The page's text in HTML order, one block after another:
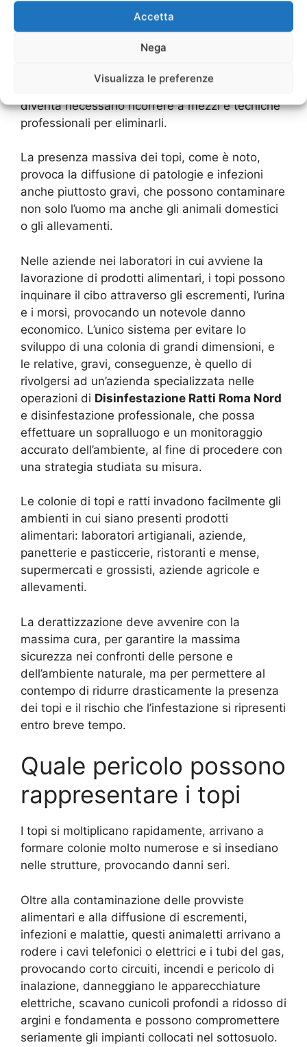
Accetta
Nega
Visualizza le preferenze
abbondante e diffusa di quanto si possa
immaginare.
Se la loro presenza dovesse svilupparsi fino a
diventare una vera e propria infestazione,
diventa necessario ricorrere a mezzi e tecniche
professionali per eliminarli.
La presenza massiva dei topi, come è noto,
provoca la diffusione di patologie e infezioni
anche piuttosto gravi, che possono contaminare
non solo l’uomo ma anche gli animali domestici
o gli allevamenti.
Nelle aziende nei laboratori in cui avviene la
lavorazione di prodotti alimentari, i topi possono
inquinare il cibo attraverso gli escrementi, l’urina
e i morsi, provocando un notevole danno
economico. L’unico sistema per evitare lo
sviluppo di una colonia di grandi dimensioni, e
le relative, gravi, conseguenze, è quello di
rivolgersi ad un’azienda specializzata nelle
operazioni di Disinfestazione Ratti Roma Nord
e disinfestazione professionale, che possa
effettuare un sopralluogo e un monitoraggio
accurato dell’ambiente, al fine di procedere con
una strategia studiata su misura.
Le colonie di topi e ratti invadono facilmente gli
ambienti in cui siano presenti prodotti
alimentari: laboratori artigianali, aziende,
panetterie e pasticcerie, ristoranti e mense,
supermercati e grossisti, aziende agricole e
allevamenti.
La derattizzazione deve avvenire con la
massima cura, per garantire la massima
sicurezza nei confronti delle persone e
dell’ambiente naturale, ma per permettere al
contempo di ridurre drasticamente la presenza
dei topi e il rischio che l’infestazione si ripresenti
entro breve tempo.
Quale pericolo possono
rappresentare i topi
I topi si moltiplicano rapidamente, arrivano a
formare colonie molto numerose e si insediano
nelle strutture, provocando danni seri.
Oltre alla contaminazione delle provviste
alimentari e alla diffusione di escrementi,
infezioni e malattie, questi animaletti arrivano a
rodere i cavi telefonici o elettrici e i tubi del gas,
provocando corto circuiti, incendi e pericolo di
inalazione, danneggiano le apparecchiature
elettriche, scavano cunicoli profondi a ridosso di
argini e fondamenta e possono compromettere
seriamente gli impianti collocati nel sottosuolo.